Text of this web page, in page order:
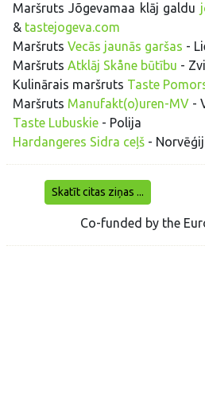
Maršruts Jõgevamaa klāj galdu
& tastejogeva.com
Maršruts Vecās jaunās garšas -
Maršruts Atklāj Skåne būtību -
Kulinārais maršruts Taste
Maršruts Manufakt(o)uren-MV -
Taste Lubuskie - Polija
Hardangeres Sidra ceļš -
Skatīt citas ziņas ...
Co-funded by the